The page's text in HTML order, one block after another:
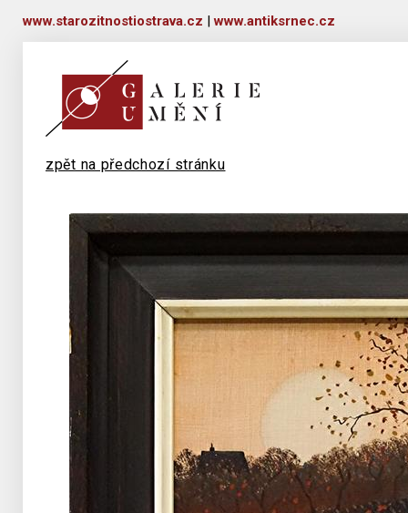
www.starozitnostiostrava.cz |www.antiksrnec.cz
zpět na předchozí stránku